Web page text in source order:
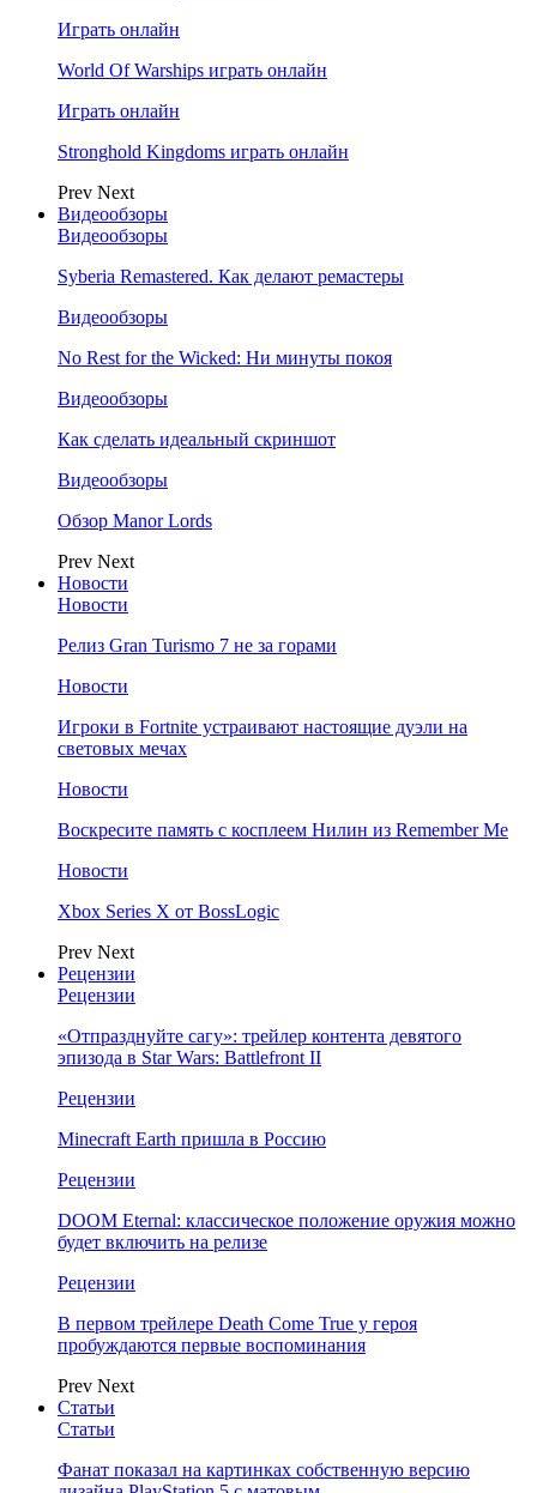
Играть онлайн
World Of Warships играть онлайн
Играть онлайн
Stronghold Kingdoms играть онлайн
Prev Next
Видеообзоры
Видеообзоры
Syberia Remastered. Как делают ремастеры
Видеообзоры
No Rest for the Wicked: Ни минуты покоя
Видеообзоры
Как сделать идеальный скриншот
Видеообзоры
Обзор Manor Lords
Prev Next
Новости
Новости
Релиз Gran Turismo 7 не за горами
Новости
Игроки в Fortnite устраивают настоящие дуэли на
световых мечах
Новости
Воскресите память с косплеем Нилин из Remember Me
Новости
Xbox Series X от BossLogic
Prev Next
Рецензии
Рецензии
«Отпразднуйте сагу»: трейлер контента девятого
эпизода в Star Wars: Battlefront II
Рецензии
Minecraft Earth пришла в Россию
Рецензии
DOOM Eternal: классическое положение оружия можно
будет включить на релизе
Рецензии
В первом трейлере Death Come True у героя
пробуждаются первые воспоминания
Prev Next
Статьи
Статьи
Фанат показал на картинках собственную версию